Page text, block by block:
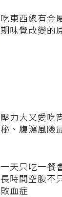
吃東西總有金
期味覺改變的
壓力大又愛吃
秘、腹瀉風險
一天只吃一餐
長時間空腹不
敗血症